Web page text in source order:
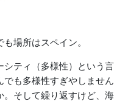
場所はスペイン。
シティ（多様性）という言
も多様性すぎやしません
。そして繰り返すけど、海